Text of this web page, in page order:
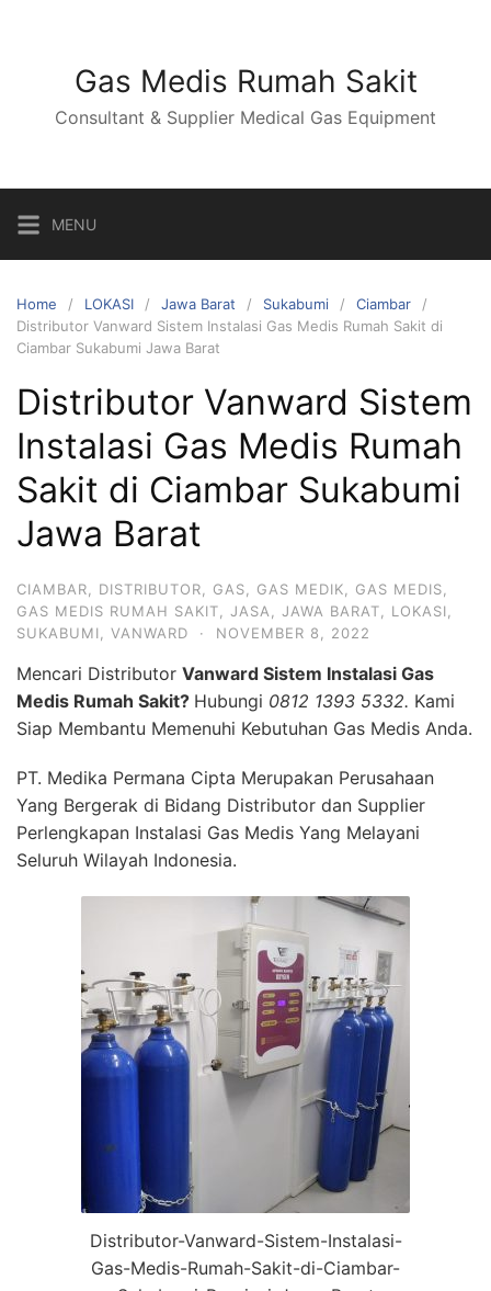
Gas Medis Rumah Sakit
Consultant & Supplier Medical Gas Equipment
MENU
Home LOKASI Jawa Barat Sukabumi
Ciambar
Distributor Vanward Sistem Instalasi Gas Medis Rumah Sakit di
Ciambar Sukabumi Jawa Barat
Distributor Vanward Sistem
Instalasi Gas Medis Rumah
Sakit di Ciambar Sukabumi
Jawa Barat
CIAMBAR DISTRIBUTOR GAS GAS MEDIK GAS MEDIS
GAS MEDIS RUMAH SAKIT
JASA JAWA BARAT LOKASI
SUKABUMI
VANWARD · NOVEMBER 8, 2022
Mencari Distributor Vanward Sistem Instalasi Gas
Medis Rumah Sakit? Hubungi 0812 1393 5332. Kami
Siap Membantu Memenuhi Kebutuhan Gas Medis Anda.
PT. Medika Permana Cipta Merupakan Perusahaan
Yang Bergerak di Bidang Distributor dan Supplier
Perlengkapan Instalasi Gas Medis Yang Melayani
Seluruh Wilayah Indonesia.
Distributor-Vanward-Sistem-Instalasi-
Gas-Medis-Rumah-Sakit-di-Ciambar-